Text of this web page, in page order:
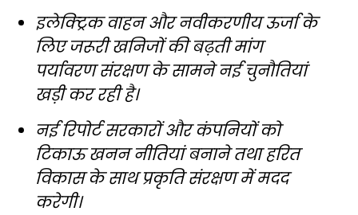
इलेक्ट्रिक वाहन और नवीकरणीय ऊर्जा के
लिए जरूरी खनिजों की बढ़ती मांग
पर्यावरण संरक्षण के सामने नई चुनौतियां
खड़ी कर रही है।
नई रिपोर्ट सरकारों और कंपनियों को
टिकाऊ खनन नीतियां बनाने तथा हरित
विकास के साथ प्रकृति संरक्षण में मदद
करेगी।